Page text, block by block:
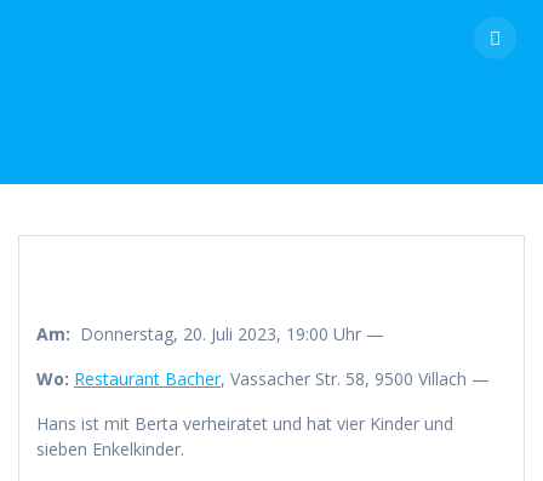
Am: Donnerstag, 20. Juli 2023, 19:00 Uhr —
Wo: Restaurant Bacher, Vassacher Str. 58, 9500 Villach —
Hans ist mit Berta verheiratet und hat vier Kinder und
sieben Enkelkinder.